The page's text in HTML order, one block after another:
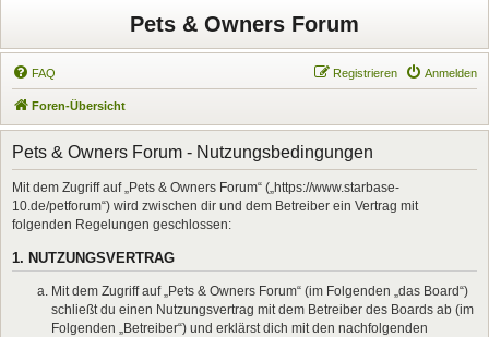
Pets & Owners Forum
FAQ Anmelden
Registrieren
Foren-Übersicht
Pets & Owners Forum - Nutzungsbedingungen
Mit dem Zugriff auf „Pets & Owners Forum“ („https://www.starbase-
10.de/petforum“) wird zwischen dir und dem Betreiber ein Vertrag mit
folgenden Regelungen geschlossen:
1. NUTZUNGSVERTRAG
Mit dem Zugriff auf „Pets & Owners Forum“ (im Folgenden „das Board“)
schließt du einen Nutzungsvertrag mit dem Betreiber des Boards ab (im
Folgenden „Betreiber“) und erklärst dich mit den nachfolgenden